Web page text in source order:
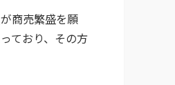
商売繁盛を願
ており、その方